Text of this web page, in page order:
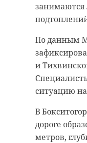
По данным
и
ситуацию
В
дороге
метров,